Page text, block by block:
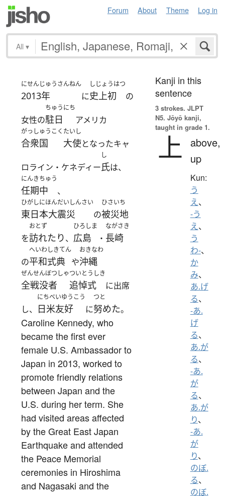
Forum About Theme Log in
All ▾
にせんじゅうさんねん
2013年 に
しじょうはつ
史上初 の
女性の
ちゅうにち
駐日 アメリカ
がっしゅうこく
合衆国
たいし
大使となったキャ
ロライン・ケネディー
し
氏は、
にんきちゅう
任期中 、
ひがしにほんだいしんさい
東日本大震災 の
ひさいち
被災地
を
おとず
訪れたり、
ひろしま
広島 ・
ながさき
長崎
の
へいわしきてん
平和式典 や
おきなわ
沖縄
ぜんせんぼつしゃ
全戦没者
ついとうしき
追悼式 に出席
し、
にちべいゆうこう
日米友好 に
つと
努めた。
Caroline Kennedy, who
became the first ever
female U.S. Ambassador to
Japan in 2013, worked to
promote friendly relations
between Japan and the
U.S. during her term. She
had visited areas affected
by the Great East Japan
Earthquake and attended
the Peace Memorial
ceremonies in Hiroshima
and Nagasaki and the
Kanji in this
sentence
3 strokes. JLPT
N5. Jōyō kanji,
taught in grade 1.
上
above,
up
Kun:
う
え、
-う
え、
う
わ-、
か
み、
あ.げ
る、
-あ.
げ
る、
あ.が
る、
-あ.
が
る、
あ.が
り、
-あ.
が
り、
のぼ.
る、
のぼ.